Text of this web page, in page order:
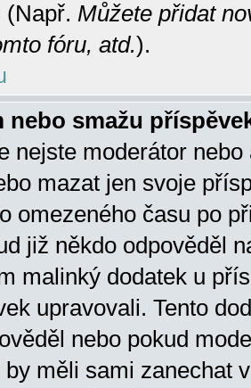
(Např. Můžete přidat
fóru, atd.).
nebo smažu
nejste moderátor
mazat jen svoje
omezeného času po
již někdo odpověděl
malinký dodatek u
upravovali. Tento
nebo pokud
měli sami zanechat